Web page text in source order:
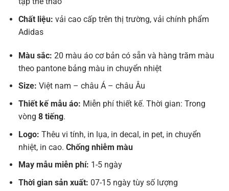
Chất liệu: vải cao cấp trên thị trường, vải chính phẩm
Adidas
Màu sắc: 20 màu áo cơ bản có sẵn và hàng trăm màu
theo pantone bảng màu in chuyển nhiệt
Size: Việt nam – châu Á – châu Âu
Thiết kế mẫu áo: Miễn phí thiết kế. Thời gian: Trong
vòng 8 tiếng.
Logo: Thêu vi tính, in lụa, in decal, in pet, in chuyển
nhiệt, in cao. Chống nhiễm màu
May mẫu miễn phí: 1-5 ngày
Thời gian sản xuất: 07-15 ngày tùy số lượng